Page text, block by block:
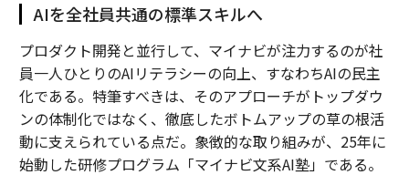
AIを全社員共通の標準スキルへ
プロダクト開発と並行して、マイナビが注力するのが社
員一人ひとりのAIリテラシーの向上、すなわちAIの民主
化である。特筆すべきは、そのアプローチがトップダウ
ンの体制化ではなく、徹底したボトムアップの草の根活
動に支えられている点だ。象徴的な取り組みが、25年に
始動した研修プログラム「マイナビ文系AI塾」である。